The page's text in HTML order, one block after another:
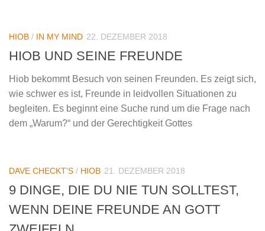
HIOB / IN MY MIND 22. DEZEMBER 2018
HIOB UND SEINE FREUNDE
Hiob bekommt Besuch von seinen Freunden. Es zeigt sich,
wie schwer es ist, Freunde in leidvollen Situationen zu
begleiten. Es beginnt eine Suche rund um die Frage nach
dem „Warum?“ und der Gerechtigkeit Gottes
DAVE CHECKT'S / HIOB 21. DEZEMBER 2018
9 DINGE, DIE DU NIE TUN SOLLTEST,
WENN DEINE FREUNDE AN GOTT